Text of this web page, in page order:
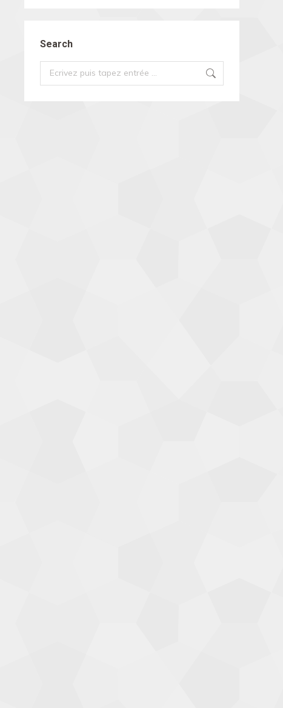
Search
Search: